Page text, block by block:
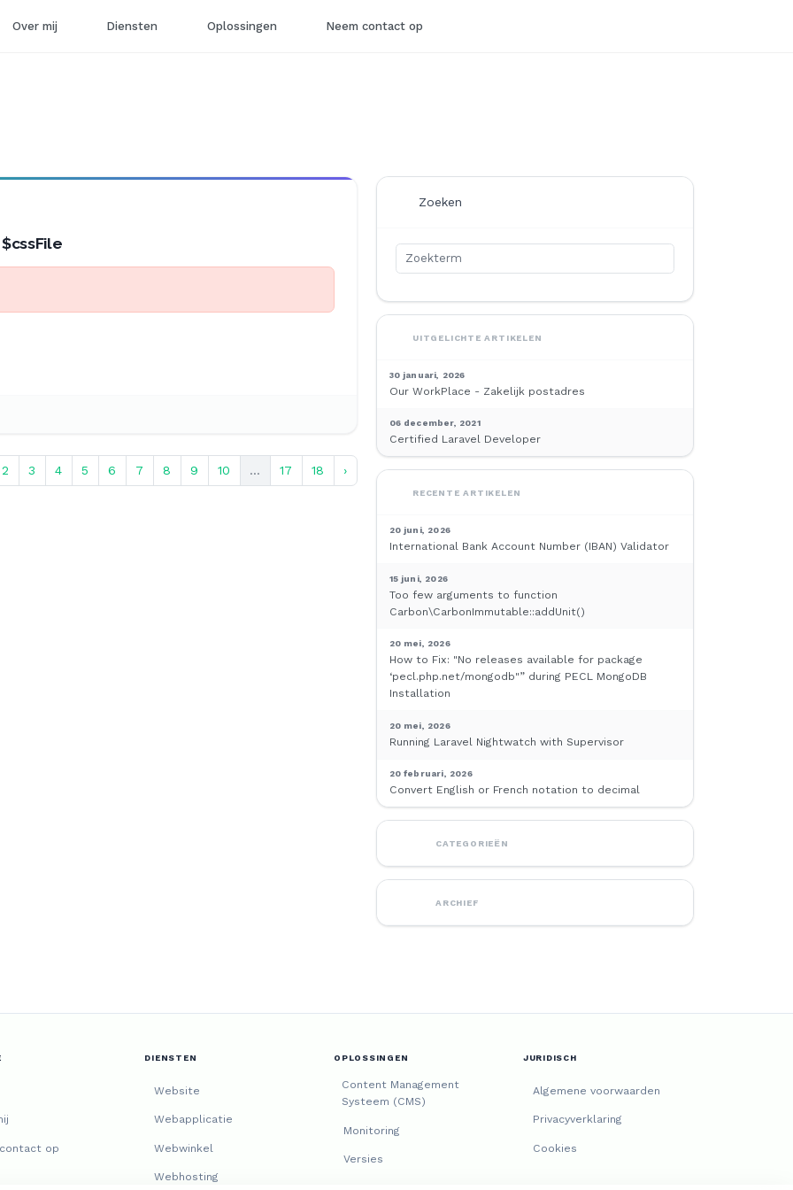
Over mij Diensten Oplossingen Neem contact op
2 3 4 5 6 7 8 9 10 ... 17 18 ›
Zoeken
UITGELICHTE ARTIKELEN
30 januari, 2026
Our WorkPlace - Zakelijk postadres
06 december, 2021
Certified Laravel Developer
RECENTE ARTIKELEN
20 juni, 2026
International Bank Account Number (IBAN) Validator
15 juni, 2026
Too few arguments to function
Carbon\CarbonImmutable::addUnit()
20 mei, 2026
How to Fix: "No releases available for package
‘pecl.php.net/mongodb"” during PECL MongoDB
Installation
20 mei, 2026
Running Laravel Nightwatch with Supervisor
20 februari, 2026
Convert English or French notation to decimal
CATEGORIEËN
ARCHIEF
op
DIENSTEN
Website
Webapplicatie
Webwinkel
Webhosting
OPLOSSINGEN
Content Management
Systeem (CMS)
Monitoring
Versies
JURIDISCH
Algemene voorwaarden
Privacyverklaring
Cookies